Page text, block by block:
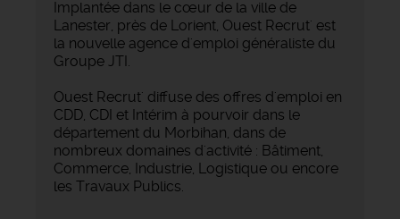
Implantée dans le cœur de la ville de
Lanester, près de Lorient, Ouest Recrut' est
la nouvelle agence d'emploi généraliste du
Groupe JTI.
Ouest Recrut' diffuse des offres d'emploi en
CDD, CDI et Intérim à pourvoir dans le
département du Morbihan, dans de
nombreux domaines d'activité : Bâtiment,
Commerce, Industrie, Logistique ou encore
les Travaux Publics.